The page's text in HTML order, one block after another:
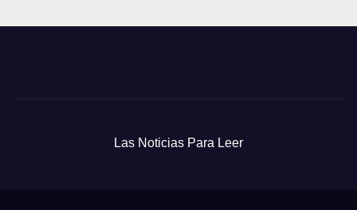
Las Noticias Para Leer